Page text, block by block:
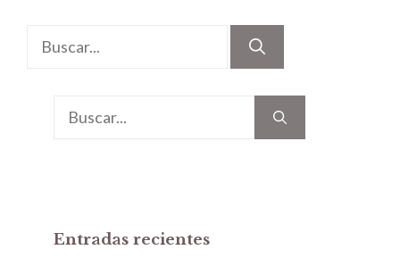
Buscar:
Buscar:
Entradas recientes